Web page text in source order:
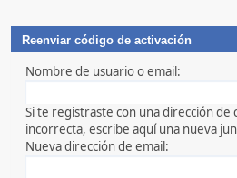
Reenviar código de activación
Nombre de usuario o email:
Si te registraste con una dirección
incorrecta, escribe aquí una nueva
Nueva dirección de email: